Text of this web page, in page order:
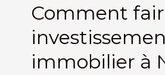
Comment
immobilier à